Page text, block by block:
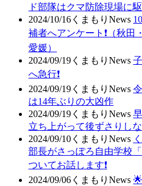
ド部隊はクマ防除現場に
2024/10/16 くまもりNews
補者へアンケート❗（秋田
愛媛）
2024/09/19 くまもりNews
へ急行❗
2024/09/19 くまもりNews
は14年ぶりの大凶作
2024/09/19 くまもりNews
立ち上がって後ずさりし
2024/09/10 くまもりNews
部長がさっぽろ自由学校
ついてお話します❗
2024/09/06 くまもりNews